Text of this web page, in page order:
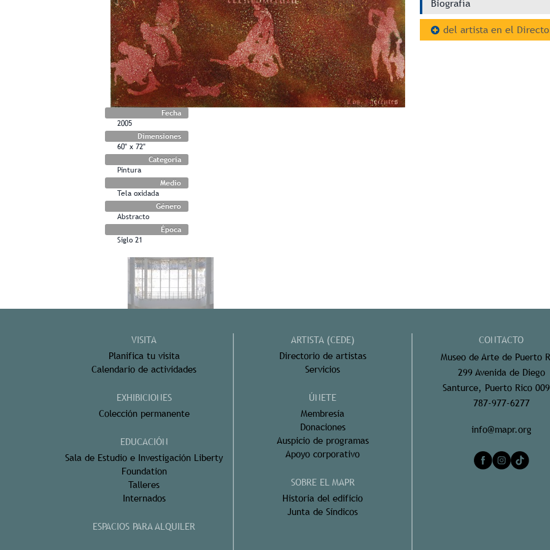
Fecha
2005
Dimensiones
60" x 72"
Categoría
Pintura
Medio
Tela oxidada
Género
Abstracto
Época
Siglo 21
Biografía
del artista en el
VISITA
Planifica tu visita
Calendario de actividades
EXHIBICIONES
Colección permanente
EDUCACIÓN
Sala de Estudio e Investigación Liberty
Foundation
Talleres
Internados
ESPACIOS PARA ALQUILER
ARTISTA (CEDE)
Directorio de artistas
Servicios
ÚNETE
Membresía
Donaciones
Auspicio de programas
Apoyo corporativo
SOBRE EL MAPR
Historia del edificio
Junta de Síndicos
CONTACTO
Museo de Arte de Puerto
299 Avenida de Diego
Santurce, Puerto Rico
787-977-6277
info@mapr.org